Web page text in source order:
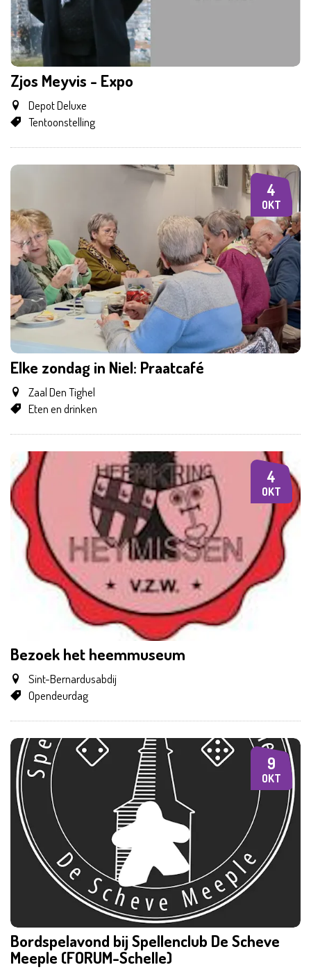
Zjos Meyvis - Expo
Depot Deluxe
Tentoonstelling
4
OKT
Elke zondag in Niel: Praatcafé
Zaal Den Tighel
Eten en drinken
4
OKT
Bezoek het heemmuseum
Sint-Bernardusabdij
Opendeurdag
9
OKT
Bordspelavond bij Spellenclub De Scheve
Meeple (FORUM-Schelle)